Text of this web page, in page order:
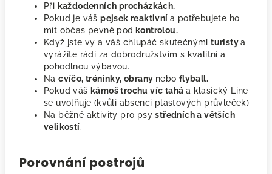
Při každodenních procházkách.
Pokud je vášpejsek reaktivnía potřebujete ho
mít občas pevně pod kontrolou.
Když jste vy a váš chlupáč skutečnýmituristya
vyrážíte rádi za dobrodružstvím s kvalitní a
pohodlnou výbavou.
Nacvíčo, tréninky, obrany nebo flyball.
Pokud váš kámoš trochu víc tahá a klasický Line
se uvolňuje (kvůli absenci plastových průvleček)
Na běžné aktivity pro psystředních a větších
velikostí.
Porovnání postrojů